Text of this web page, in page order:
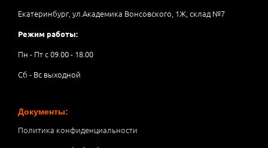
Екатеринбург, ул.Академика Вонсовского, 1Ж, склад №7
Режим работы:
Пн - Пт с 09.00 - 18.00
Сб - Вс выходной
Документы:
Политика конфиденциальности